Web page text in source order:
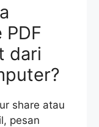
dari
share atau
pesan